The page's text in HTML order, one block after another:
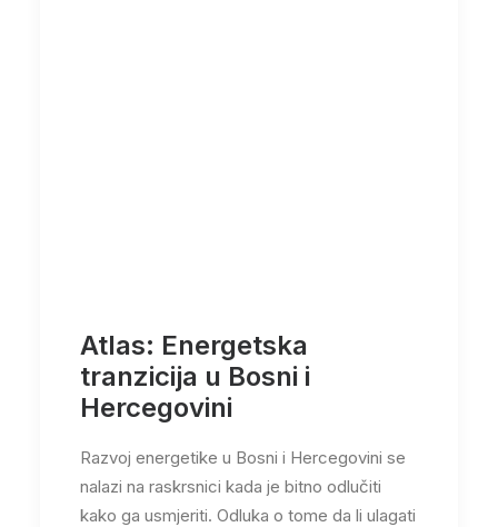
Atlas: Energetska
tranzicija u Bosni i
Hercegovini
Razvoj energetike u Bosni i Hercegovini se
nalazi na raskrsnici kada je bitno odlučiti
kako ga usmjeriti. Odluka o tome da li ulagati